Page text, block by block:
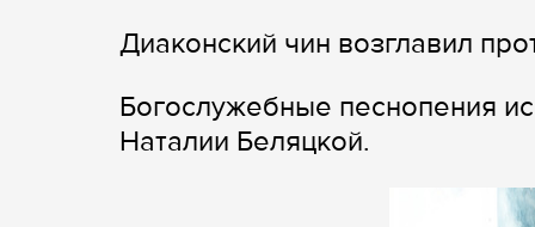
Диаконский чин возглавил
Богослужебные песнопения
Наталии Беляцкой.